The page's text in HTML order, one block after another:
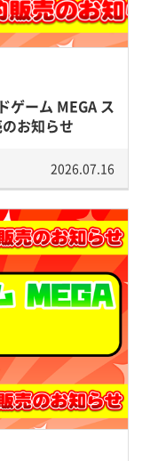
ゲーム MEGA ス
お知らせ
2026.07.16